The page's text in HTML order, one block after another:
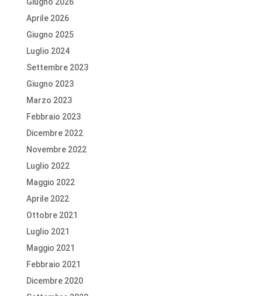
Aprile 2026
Giugno 2025
Luglio 2024
Settembre 2023
Giugno 2023
Marzo 2023
Febbraio 2023
Dicembre 2022
Novembre 2022
Luglio 2022
Maggio 2022
Aprile 2022
Ottobre 2021
Luglio 2021
Maggio 2021
Febbraio 2021
Dicembre 2020